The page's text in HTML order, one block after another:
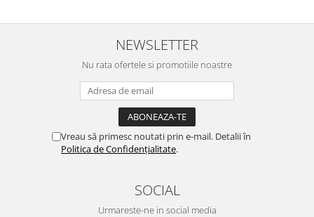
NEWSLETTER
Nu rata ofertele si promotiile noastre
Vreau să primesc noutati prin e-mail. Detalii în
Politica de Confidențialitate.
SOCIAL
Urmareste-ne in social media